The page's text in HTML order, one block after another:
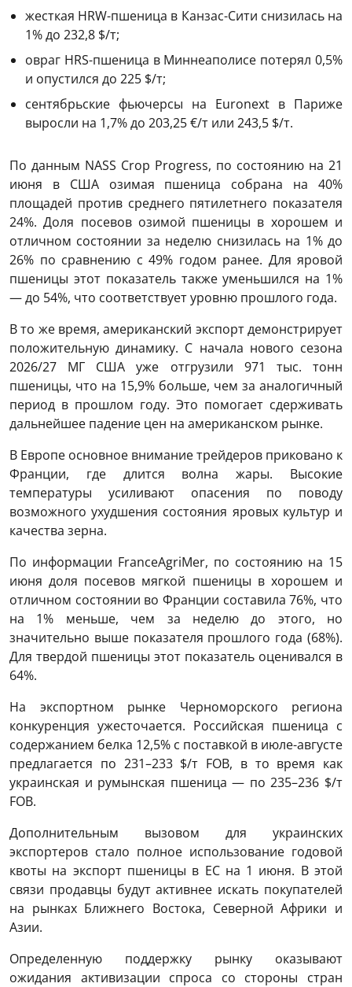
жесткая HRW-пшеница в Канзас-Сити снизилась на
1% до 232,8 $/т;
овраг HRS-пшеница в Миннеаполисе потерял 0,5%
и опустился до 225 $/т;
сентябрьские фьючерсы на Euronext в Париже
выросли на 1,7% до 203,25 €/т или 243,5 $/т.
По данным NASS Crop Progress, по состоянию на 21
июня в США озимая пшеница собрана на 40%
площадей против среднего пятилетнего показателя
24%. Доля посевов озимой пшеницы в хорошем и
отличном состоянии за неделю снизилась на 1% до
26% по сравнению с 49% годом ранее. Для яровой
пшеницы этот показатель также уменьшился на 1%
— до 54%, что соответствует уровню прошлого года.
В то же время, американский экспорт демонстрирует
положительную динамику. С начала нового сезона
2026/27 МГ США уже отгрузили 971 тыс. тонн
пшеницы, что на 15,9% больше, чем за аналогичный
период в прошлом году. Это помогает сдерживать
дальнейшее падение цен на американском рынке.
В Европе основное внимание трейдеров приковано к
Франции, где длится волна жары. Высокие
температуры усиливают опасения по поводу
возможного ухудшения состояния яровых культур и
качества зерна.
По информации FranceAgriMer, по состоянию на 15
июня доля посевов мягкой пшеницы в хорошем и
отличном состоянии во Франции составила 76%, что
на 1% меньше, чем за неделю до этого, но
значительно выше показателя прошлого года (68%).
Для твердой пшеницы этот показатель оценивался в
64%.
На экспортном рынке Черноморского региона
конкуренция ужесточается. Российская пшеница с
содержанием белка 12,5% с поставкой в июле-августе
предлагается по 231–233 $/т FOB, в то время как
украинская и румынская пшеница — по 235–236 $/т
FOB.
Дополнительным вызовом для украинских
экспортеров стало полное использование годовой
квоты на экспорт пшеницы в ЕС на 1 июня. В этой
связи продавцы будут активнее искать покупателей
на рынках Ближнего Востока, Северной Африки и
Азии.
Определенную поддержку рынку оказывают
ожидания активизации спроса со стороны стран